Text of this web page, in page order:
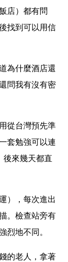
店）都有問
找到可以用信
為什麼酒店還
問我有沒有密
從台灣預先準
套勉強可以連
來幾天都直
），每次進出
。檢查站旁有
烈地不同。
的老人，拿著